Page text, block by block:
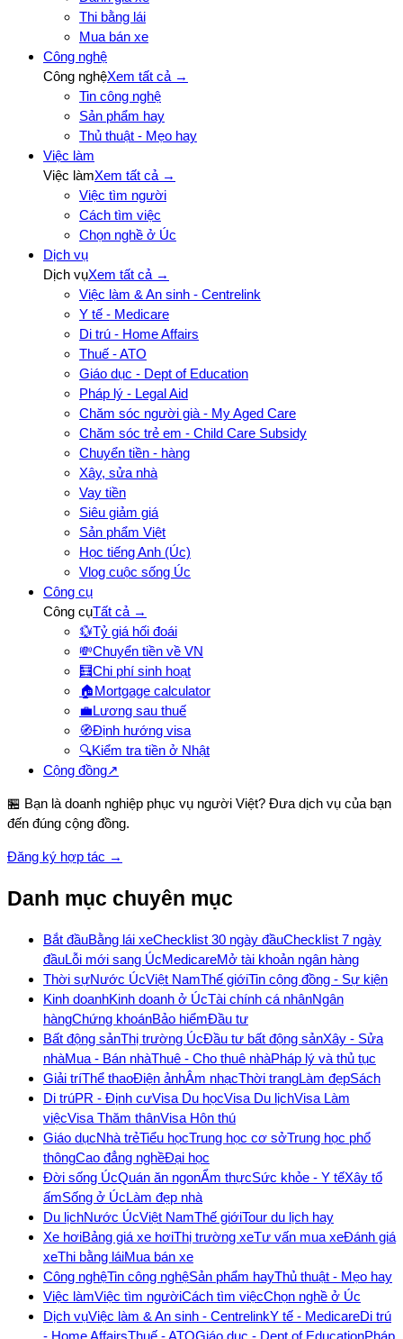
Thi bằng lái
Mua bán xe
Công nghệ
Công nghệXem tất cả →
Tin công nghệ
Sản phẩm hay
Thủ thuật - Mẹo hay
Việc làm
Việc làmXem tất cả →
Việc tìm người
Cách tìm việc
Chọn nghề ở Úc
Dịch vụ
Dịch vụXem tất cả →
Việc làm & An sinh - Centrelink
Y tế - Medicare
Di trú - Home Affairs
Thuế - ATO
Giáo dục - Dept of Education
Pháp lý - Legal Aid
Chăm sóc người già - My Aged Care
Chăm sóc trẻ em - Child Care Subsidy
Chuyển tiền - hàng
Xây, sửa nhà
Vay tiền
Siêu giảm giá
Sản phẩm Việt
Học tiếng Anh (Úc)
Vlog cuộc sống Úc
Công cụ
Công cụTất cả →
💱Tỷ giá hối đoái
💸Chuyển tiền về VN
🧮Chi phí sinh hoạt
🏠Mortgage calculator
💼Lương sau thuế
🧭Định hướng visa
🔍Kiểm tra tiền ở Nhật
Cộng đồng↗
🏪 Bạn là doanh nghiệp phục vụ người Việt? Đưa dịch vụ của bạn
đến đúng cộng đồng.
Đăng ký hợp tác →
Danh mục chuyên mục
Bắt đầuBằng lái xeChecklist 30 ngày đầuChecklist 7 ngày
đầuLỗi mới sang ÚcMedicareMở tài khoản ngân hàng
Thời sựNước ÚcViệt NamThế giớiTin cộng đồng - Sự kiện
Kinh doanhKinh doanh ở ÚcTài chính cá nhânNgân
hàngChứng khoánBảo hiểmĐầu tư
Bất động sảnThị trường ÚcĐầu tư bất động sảnXây - Sửa
nhàMua - Bán nhàThuê - Cho thuê nhàPháp lý và thủ tục
Giải tríThể thaoĐiện ảnhÂm nhạcThời trangLàm đẹpSách
Di trúPR - Định cưVisa Du họcVisa Du lịchVisa Làm
việcVisa Thăm thânVisa Hôn thú
Giáo dụcNhà trẻTiểu họcTrung học cơ sởTrung học phổ
thôngCao đẳng nghềĐại học
Đời sống ÚcQuán ăn ngonẨm thựcSức khỏe - Y tếXây tổ
ấmSống ở ÚcLàm đẹp nhà
Du lịchNước ÚcViệt NamThế giớiTour du lịch hay
Xe hơiBảng giá xe hơiThị trường xeTư vấn mua xeĐánh giá
xeThi bằng láiMua bán xe
Công nghệTin công nghệSản phẩm hayThủ thuật - Mẹo hay
Việc làmViệc tìm ngườiCách tìm việcChọn nghề ở Úc
Dịch vụViệc làm & An sinh - CentrelinkY tế - MedicareDi trú